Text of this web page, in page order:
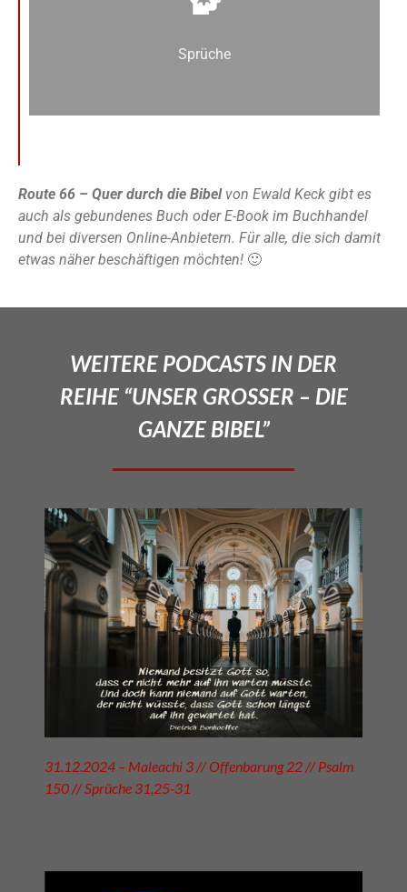
Sprüche
Route 66 – Quer durch die Bibel von Ewald Keck gibt es
auch als gebundenes Buch oder E-Book im Buchhandel
und bei diversen Online-Anbietern. Für alle, die sich damit
etwas näher beschäftigen möchten! 🙂
WEITERE PODCASTS IN DER
REIHE “UNSER GROSSER – DIE
GANZE BIBEL”
31.12.2024 – Maleachi 3 // Offenbarung 22 // Psalm
150 // Sprüche 31,25-31